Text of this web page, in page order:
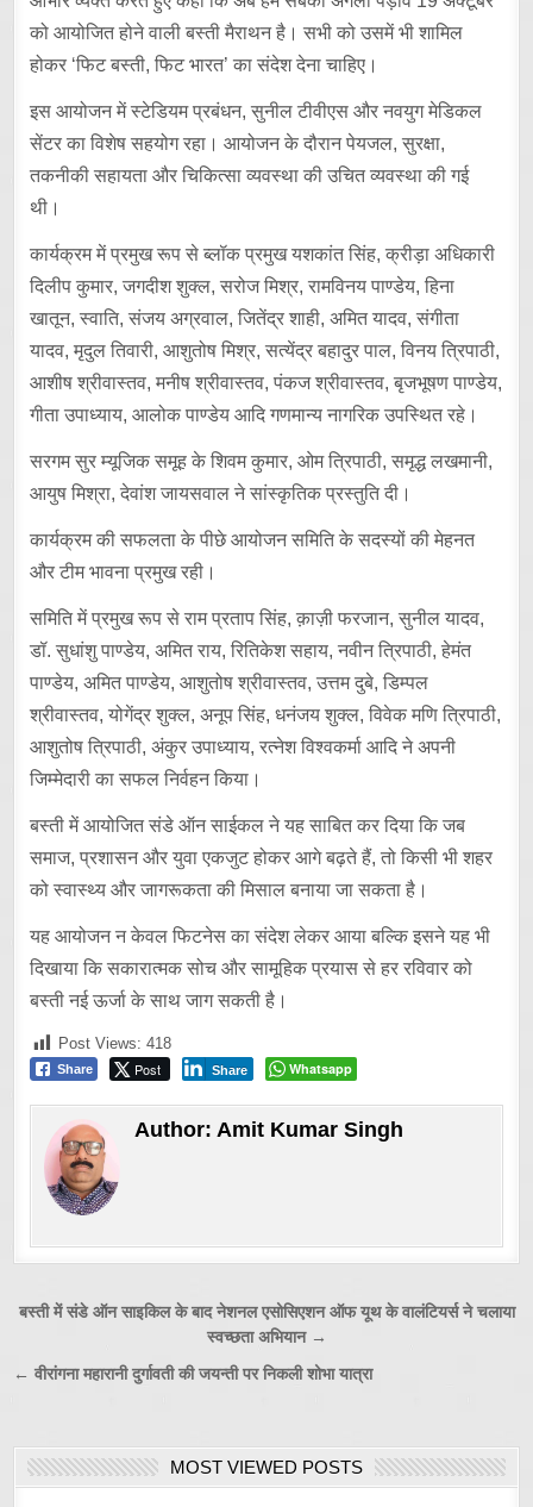
को आयोजित होने वाली बस्ती मैराथन है। सभी को उसमें भी शामिल
होकर ‘फिट बस्ती, फिट भारत’ का संदेश देना चाहिए।
इस आयोजन में स्टेडियम प्रबंधन, सुनील टीवीएस और नवयुग मेडिकल
सेंटर का विशेष सहयोग रहा। आयोजन के दौरान पेयजल, सुरक्षा,
तकनीकी सहायता और चिकित्सा व्यवस्था की उचित व्यवस्था की गई
थी।
कार्यक्रम में प्रमुख रूप से ब्लॉक प्रमुख यशकांत सिंह, क्रीड़ा अधिकारी
दिलीप कुमार, जगदीश शुक्ल, सरोज मिश्र, रामविनय पाण्डेय, हिना
खातून, स्वाति, संजय अग्रवाल, जितेंद्र शाही, अमित यादव, संगीता
यादव, मृदुल तिवारी, आशुतोष मिश्र, सत्येंद्र बहादुर पाल, विनय त्रिपाठी,
आशीष श्रीवास्तव, मनीष श्रीवास्तव, पंकज श्रीवास्तव, बृजभूषण पाण्डेय,
गीता उपाध्याय, आलोक पाण्डेय आदि गणमान्य नागरिक उपस्थित रहे।
सरगम सुर म्यूजिक समूह के शिवम कुमार, ओम त्रिपाठी, समृद्ध लखमानी,
आयुष मिश्रा, देवांश जायसवाल ने सांस्कृतिक प्रस्तुति दी।
कार्यक्रम की सफलता के पीछे आयोजन समिति के सदस्यों की मेहनत
और टीम भावना प्रमुख रही।
समिति में प्रमुख रूप से राम प्रताप सिंह, क़ाज़ी फरजान, सुनील यादव,
डॉ. सुधांशु पाण्डेय, अमित राय, रितिकेश सहाय, नवीन त्रिपाठी, हेमंत
पाण्डेय, अमित पाण्डेय, आशुतोष श्रीवास्तव, उत्तम दुबे, डिम्पल
श्रीवास्तव, योगेंद्र शुक्ल, अनूप सिंह, धनंजय शुक्ल, विवेक मणि त्रिपाठी,
आशुतोष त्रिपाठी, अंकुर उपाध्याय, रत्नेश विश्वकर्मा आदि ने अपनी
जिम्मेदारी का सफल निर्वहन किया।
बस्ती में आयोजित संडे ऑन साईकल ने यह साबित कर दिया कि जब
समाज, प्रशासन और युवा एकजुट होकर आगे बढ़ते हैं, तो किसी भी शहर
को स्वास्थ्य और जागरूकता की मिसाल बनाया जा सकता है।
यह आयोजन न केवल फिटनेस का संदेश लेकर आया बल्कि इसने यह भी
दिखाया कि सकारात्मक सोच और सामूहिक प्रयास से हर रविवार को
बस्ती नई ऊर्जा के साथ जाग सकती है।
Post Views: 418
Share Post Share Whatsapp
Author:Amit Kumar Singh
Post
navigation
बस्ती में संडे ऑन साइकिल के बाद नेशनल एसोसिएशन ऑफ यूथ के वालंटियर्स ने चलाया
स्वच्छता अभियान →
← वीरांगना महारानी दुर्गावती की जयन्ती पर निकली शोभा यात्रा
MOST VIEWED POSTS